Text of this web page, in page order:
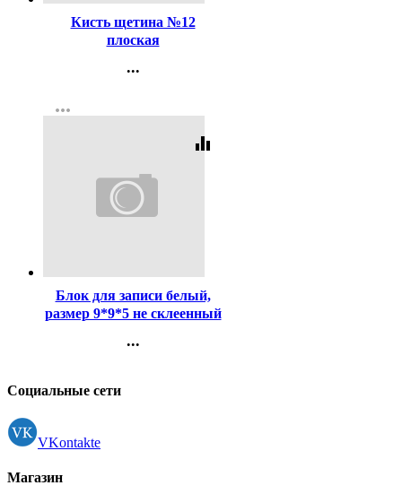
Кисть щетина №12
плоская
...
Регистрация
more_horiz
equalizer
Блок для записи белый,
размер 9*9*5 не склеенный
...
Регистрация
Социальные сети
VKontakte
Магазин